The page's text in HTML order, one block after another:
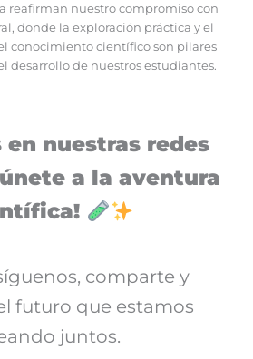
reafirman nuestro compromiso con
donde la exploración práctica y el
conocimiento científico son pilares
desarrollo de nuestros estudiantes.
en nuestras redes
a la aventura
comparte y
futuro que estamos
juntos.